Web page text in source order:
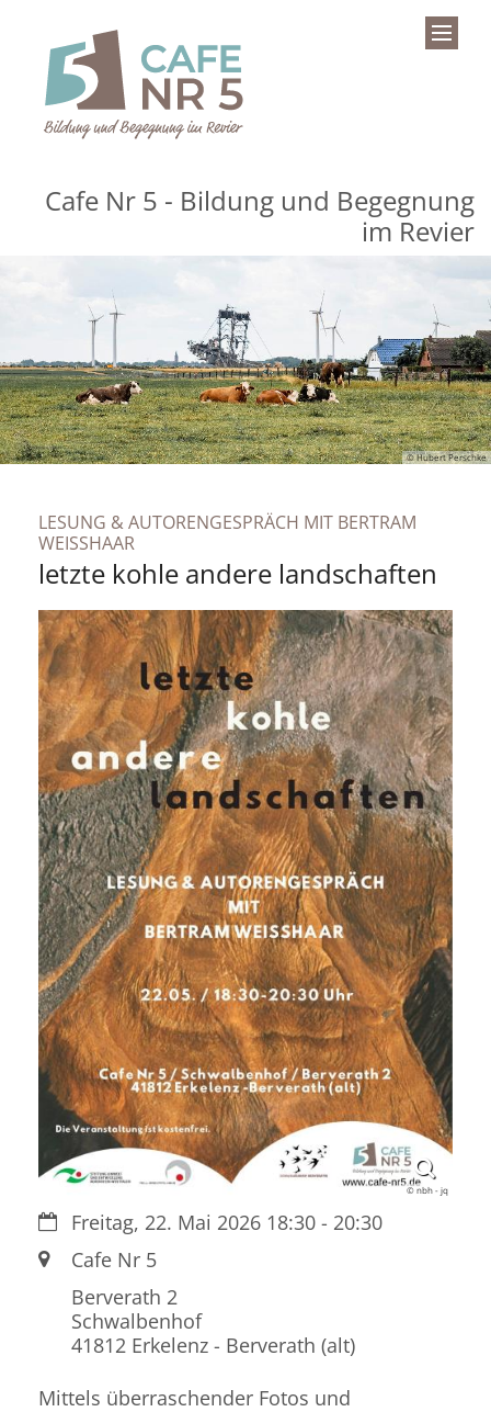
Cafe Nr 5 - Bildung und Begegnung
im Revier
© Hubert Perschke
LESUNG & AUTORENGESPRÄCH MIT BERTRAM
WEISSHAAR
letzte kohle andere landschaften
© nbh - jq
Datum:Freitag, 22. Mai 2026 18:30 - 20:30
Ort: Cafe Nr 5
Berverath 2
Schwalbenhof
41812 Erkelenz - Berverath (alt)
Mittels überraschender Fotos und